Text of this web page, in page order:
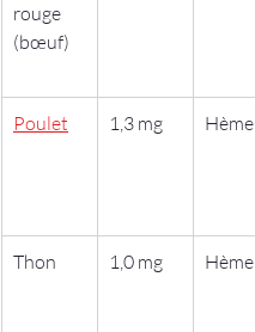
rouge
(bœuf)
Poulet 1,3 mg Hème
Thon 1,0 mg Hème